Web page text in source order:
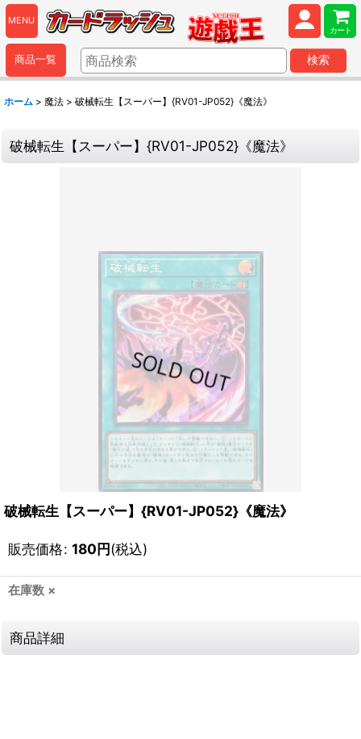
MENU
カート
商品一覧 検索
ホーム > 魔法 > 破械転生【スーパー】{RV01-JP052}《魔法》
破械転生【スーパー】{RV01-JP052}《魔法》
破械転生【スーパー】{RV01-JP052}《魔法》
販売価格: 180円(税込)
在庫数 ×
商品詳細